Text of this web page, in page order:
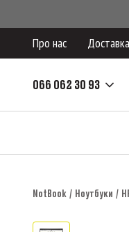
Про нас
066 062 30 93
NotBook Ноутбуки